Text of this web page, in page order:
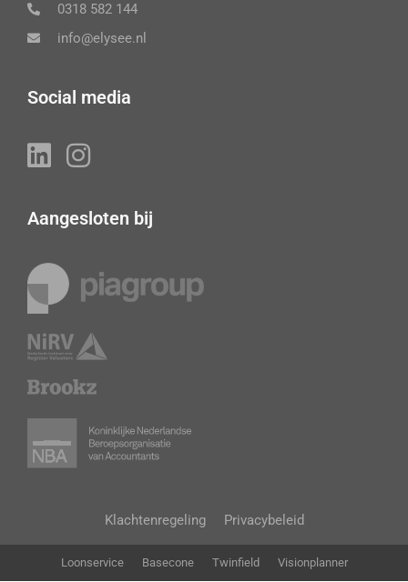
0318 582 144
info@elysee.nl
Social media
Aangesloten bij
Klachtenregeling Privacybeleid
Loonservice Basecone Twinfield Visionplanner